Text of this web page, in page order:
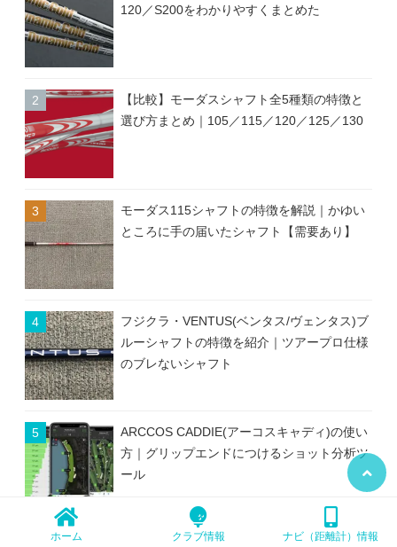
120／S200をわかりやすくまとめた
【比較】モーダスシャフト全5種類の特徴と
選び方まとめ｜105／115／120／125／130
モーダス115シャフトの特徴を解説｜かゆい
ところに手の届いたシャフト【需要あり】
フジクラ・VENTUS(ベンタス/ヴェンタス)ブ
ルーシャフトの特徴を紹介｜ツアープロ仕様
のブレないシャフト
ARCCOS CADDIE(アーコスキャディ)の使い
方｜グリップエンドにつけるショット分析ツ
ール
ホーム クラブ情報 ナビ（距離計）情報